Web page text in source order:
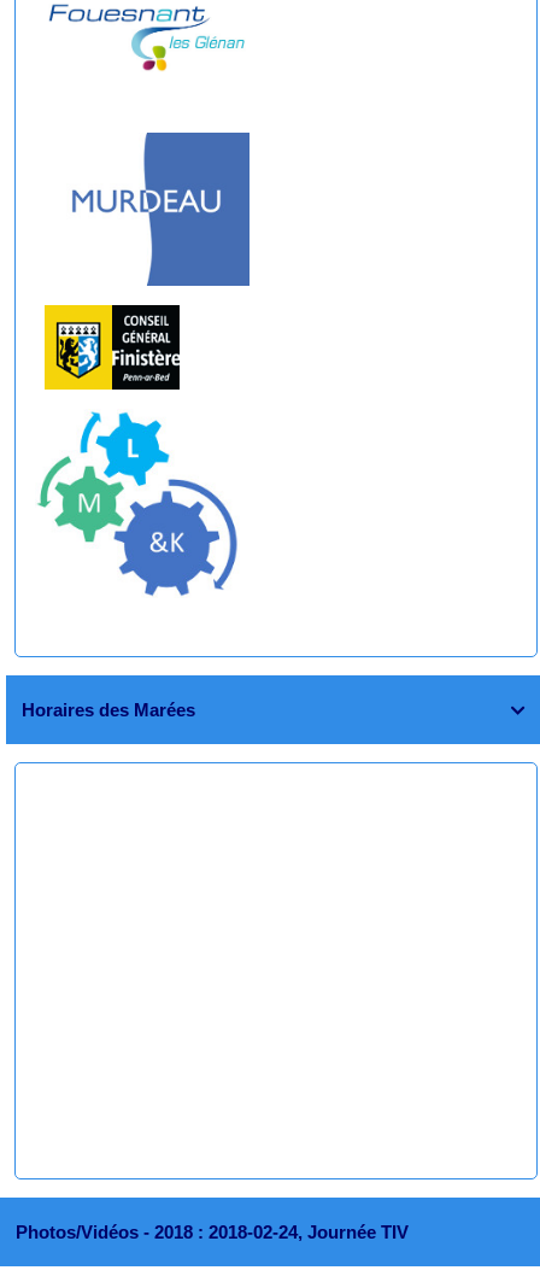

Horaires des Marées
Photos/Vidéos - 2018 : 2018-02-24, Journée TIV